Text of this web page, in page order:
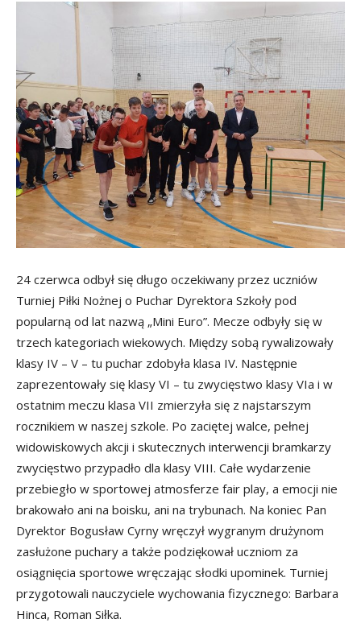
24 czerwca odbył się długo oczekiwany przez uczniów
Turniej Piłki Nożnej o Puchar Dyrektora Szkoły pod
popularną od lat nazwą „Mini Euro”. Mecze odbyły się w
trzech kategoriach wiekowych. Między sobą rywalizowały
klasy IV – V – tu puchar zdobyła klasa IV. Następnie
zaprezentowały się klasy VI – tu zwycięstwo klasy VIa i w
ostatnim meczu klasa VII zmierzyła się z najstarszym
rocznikiem w naszej szkole. Po zaciętej walce, pełnej
widowiskowych akcji i skutecznych interwencji bramkarzy
zwycięstwo przypadło dla klasy VIII. Całe wydarzenie
przebiegło w sportowej atmosferze fair play, a emocji nie
brakowało ani na boisku, ani na trybunach. Na koniec Pan
Dyrektor Bogusław Cyrny wręczył wygranym drużynom
zasłużone puchary a także podziękował uczniom za
osiągnięcia sportowe wręczając słodki upominek. Turniej
przygotowali nauczyciele wychowania fizycznego: Barbara
Hinca, Roman Siłka.